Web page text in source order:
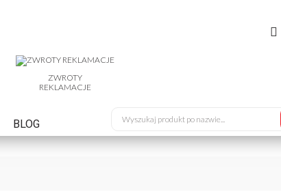
ZWROTY
REKLAMACJE
BLOG